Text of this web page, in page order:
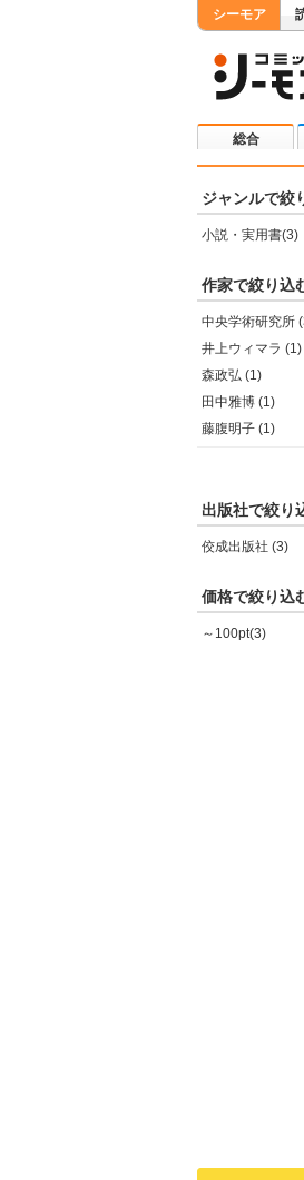
シーモア
総合
ジャンルで絞
小説・実用書(3)
作家で絞り込
中央学術研究所
井上ウィマラ (1)
森政弘 (1)
田中雅博 (1)
藤腹明子 (1)
出版社で絞り
佼成出版社 (3)
価格で絞り込
～100pt(3)